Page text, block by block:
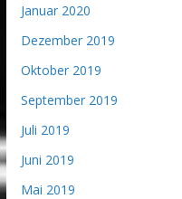
Januar 2020
Dezember 2019
Oktober 2019
September 2019
Juli 2019
Juni 2019
Mai 2019